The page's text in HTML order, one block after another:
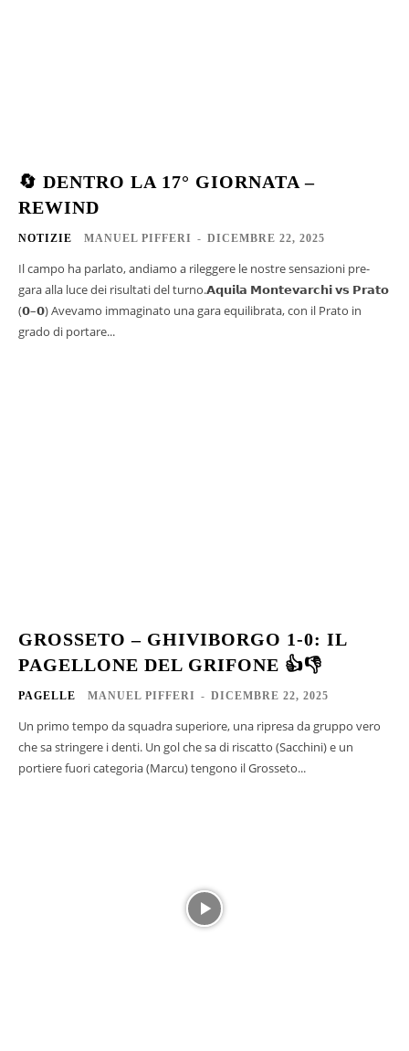
🔄 DENTRO LA 17° GIORNATA –
REWIND
NOTIZIE MANUEL PIFFERI - DICEMBRE 22, 2025
Il campo ha parlato, andiamo a rileggere le nostre sensazioni pre-
gara alla luce dei risultati del turno.𝗔𝗾𝘂𝗶𝗹𝗮 𝗠𝗼𝗻𝘁𝗲𝘃𝗮𝗿𝗰𝗵𝗶 𝘃𝘀 𝗣𝗿𝗮𝘁𝗼
(𝟬–𝟬) Avevamo immaginato una gara equilibrata, con il Prato in
grado di portare...
GROSSETO – GHIVIBORGO 1-0: IL
PAGELLONE DEL GRIFONE 👍👎
PAGELLE MANUEL PIFFERI - DICEMBRE 22, 2025
Un primo tempo da squadra superiore, una ripresa da gruppo vero
che sa stringere i denti. Un gol che sa di riscatto (Sacchini) e un
portiere fuori categoria (Marcu) tengono il Grosseto...